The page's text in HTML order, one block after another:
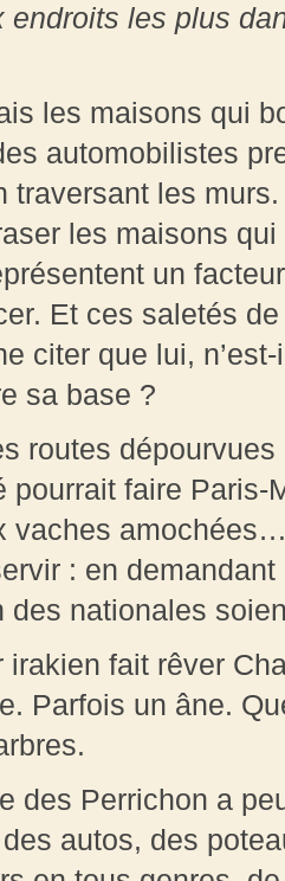
endroits les plus
les maisons qui
automobilistes
traversant les
les maisons
un
Et ces saletés
citer que lui,
sa base ?
routes
pourrait faire Paris-
vaches
: en
des nationales
irakien fait rêver
Parfois un âne.
des Perrichon a
autos, des